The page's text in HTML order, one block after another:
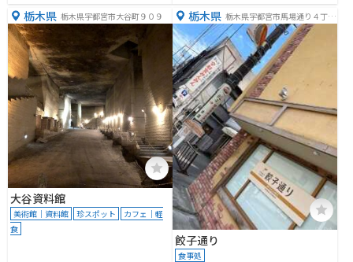
栃木県 栃木県宇都宮市大谷町９０９
大谷資料館
美術館｜資料館 珍スポット
カフェ｜軽
食
栃木県 栃木県宇都宮市馬場通り４丁目
２
餃子通り
食事処